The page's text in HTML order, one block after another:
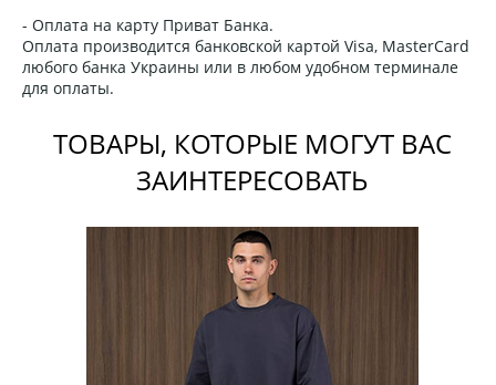
- Оплата на карту Приват Банка.
Оплата производится банковской картой Visa, MasterCard
любого банка Украины или в любом удобном терминале
для оплаты.
ТОВАРЫ, КОТОРЫЕ МОГУТ ВАС
ЗАИНТЕРЕСОВАТЬ